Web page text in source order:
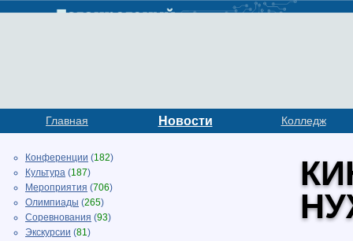
Главная Новости Колледж
Конференции (182)
Культура (187)
Мероприятия (706)
Олимпиады (265)
Соревнования (93)
Экскурсии (81)